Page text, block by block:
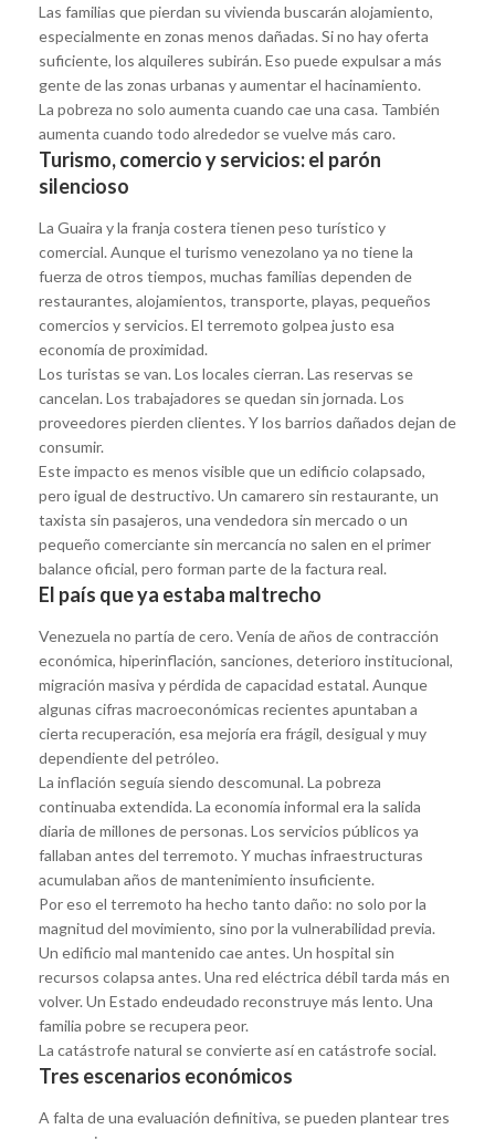
Las familias que pierdan su vivienda buscarán alojamiento,
especialmente en zonas menos dañadas. Si no hay oferta
suficiente, los alquileres subirán. Eso puede expulsar a más
gente de las zonas urbanas y aumentar el hacinamiento.
La pobreza no solo aumenta cuando cae una casa. También
aumenta cuando todo alrededor se vuelve más caro.
Turismo, comercio y servicios: el parón
silencioso
La Guaira y la franja costera tienen peso turístico y
comercial. Aunque el turismo venezolano ya no tiene la
fuerza de otros tiempos, muchas familias dependen de
restaurantes, alojamientos, transporte, playas, pequeños
comercios y servicios. El terremoto golpea justo esa
economía de proximidad.
Los turistas se van. Los locales cierran. Las reservas se
cancelan. Los trabajadores se quedan sin jornada. Los
proveedores pierden clientes. Y los barrios dañados dejan de
consumir.
Este impacto es menos visible que un edificio colapsado,
pero igual de destructivo. Un camarero sin restaurante, un
taxista sin pasajeros, una vendedora sin mercado o un
pequeño comerciante sin mercancía no salen en el primer
balance oficial, pero forman parte de la factura real.
El país que ya estaba maltrecho
Venezuela no partía de cero. Venía de años de contracción
económica, hiperinflación, sanciones, deterioro institucional,
migración masiva y pérdida de capacidad estatal. Aunque
algunas cifras macroeconómicas recientes apuntaban a
cierta recuperación, esa mejoría era frágil, desigual y muy
dependiente del petróleo.
La inflación seguía siendo descomunal. La pobreza
continuaba extendida. La economía informal era la salida
diaria de millones de personas. Los servicios públicos ya
fallaban antes del terremoto. Y muchas infraestructuras
acumulaban años de mantenimiento insuficiente.
Por eso el terremoto ha hecho tanto daño: no solo por la
magnitud del movimiento, sino por la vulnerabilidad previa.
Un edificio mal mantenido cae antes. Un hospital sin
recursos colapsa antes. Una red eléctrica débil tarda más en
volver. Un Estado endeudado reconstruye más lento. Una
familia pobre se recupera peor.
La catástrofe natural se convierte así en catástrofe social.
Tres escenarios económicos
A falta de una evaluación definitiva, se pueden plantear tres